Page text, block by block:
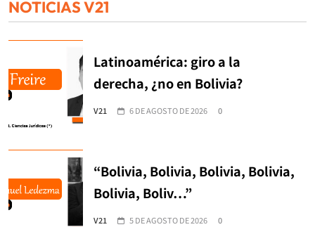
NOTICIAS V21
Latinoamérica: giro a la
derecha, ¿no en Bolivia?
V21 6 DE AGOSTO DE 2026 0
“Bolivia, Bolivia, Bolivia, Bolivia,
Bolivia, Boliv…”
V21 5 DE AGOSTO DE 2026 0